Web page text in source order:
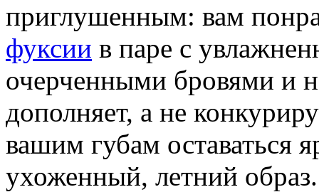
приглушенным: вам
фуксии в паре с
очерченными бровями и
дополняет, а не
вашим губам оставаться
ухоженный, летний образ.